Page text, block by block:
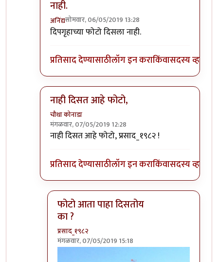
नाही.
अनिंद्यसोमवार, 06/05/2019 13:28
In reply toबरोबर ओळखलेय !
दिपगृहाच्या फोटो दिसला नाही.
प्रतिसाद देण्यासाठीलॉग इन कराकिंवासदस्य व्हा
नाही दिसत आहे फोटो,
चौथा कोनाडा
मंगळवार, 07/05/2019 12:28
In reply toबरोबर ओळखलेय !byप्रसाद_१९८२
नाही दिसत आहे फोटो, प्रसाद_१९८२ !
प्रतिसाद देण्यासाठीलॉग इन कराकिंवासदस्य व्हा
फोटो आता पाहा दिसतोय
का ?
प्रसाद_१९८२
मंगळवार, 07/05/2019 15:18